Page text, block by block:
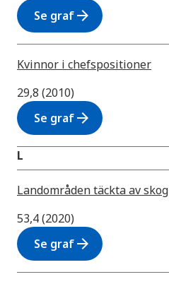
Se grafarrow_forward
Kvinnor i chefspositioner
29,8 (2010)
Se grafarrow_forward
L
Landområden täckta av skog
53,4 (2020)
Se grafarrow_forward